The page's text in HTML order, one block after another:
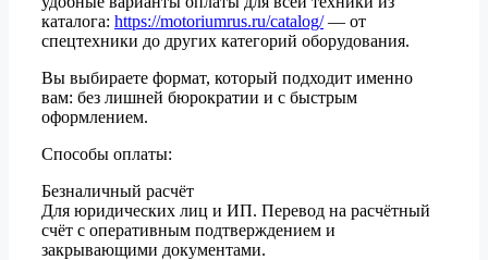
каталога: https://motoriumrus.ru/catalog/— от
спецтехники до других категорий оборудования.
Вы выбираете формат, который подходит именно
вам: без лишней бюрократии и с быстрым
оформлением.
Способы оплаты:
Безналичный расчёт
Для юридических лиц и ИП. Перевод на расчётный
счёт с оперативным подтверждением и
закрывающими документами.